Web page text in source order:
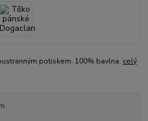
potiskem. 100% bavlna. celý